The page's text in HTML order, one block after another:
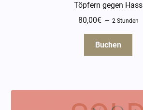
Töpfern gegen Hass
80,00€ 2 Stunden
Buchen